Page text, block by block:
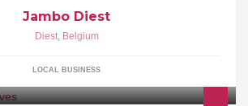
Jambo Diest
Diest, Belgium
LOCAL BUSINESS